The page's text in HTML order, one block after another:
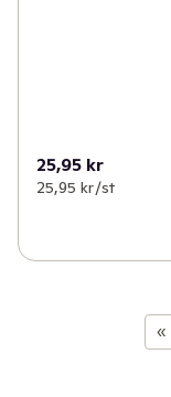
25,95 kr
25,95 kr /st
«